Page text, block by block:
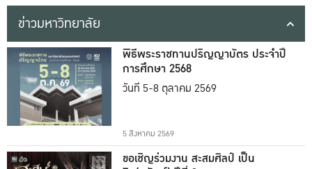
ข่าวมหาวิทยาลัย
พิธีพระราชทานปริญญาบัตร ประจำปี
การศึกษา 2568
วันที่ 5-8 ตุลาคม 2569
5 สิงหาคม 2569
ขอเชิญร่วมงาน สะสมศิลป์ เป็น